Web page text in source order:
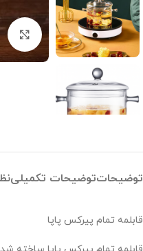
توضیحاتتوضیحات تکمیلی
قابلمه تمام پیرکس پاپا